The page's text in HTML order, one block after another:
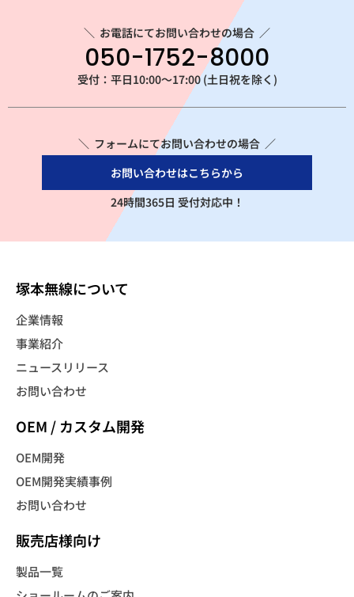
＼ お電話にてお問い合わせの場合 ／
050-1752-8000
受付：平日10:00～17:00 (土日祝を除く)
＼ フォームにてお問い合わせの場合 ／
お問い合わせはこちらから
24時間365日 受付対応中！
塚本無線について
企業情報
事業紹介
ニュースリリース
お問い合わせ
OEM / カスタム開発
OEM開発
OEM開発実績事例
お問い合わせ
販売店様向け
製品一覧